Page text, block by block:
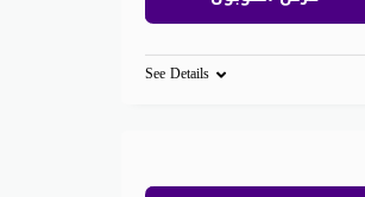
See Details